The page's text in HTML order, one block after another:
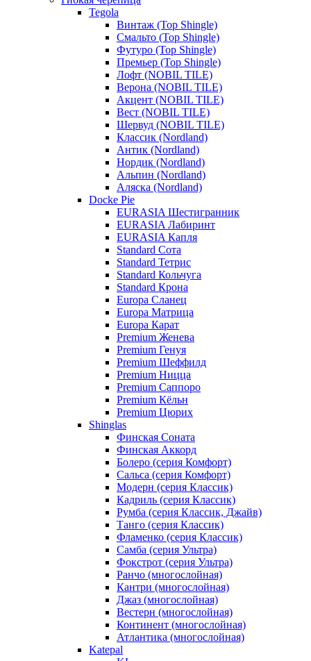
Tegola
Винтаж (Top Shingle)
Смальто (Top Shingle)
Футуро (Top Shingle)
Премьер (Top Shingle)
Лофт (NOBIL TILE)
Верона (NOBIL TILE)
Акцент (NOBIL TILE)
Вест (NOBIL TILE)
Шервуд (NOBIL TILE)
Классик (Nordland)
Антик (Nordland)
Нордик (Nordland)
Альпин (Nordland)
Аляска (Nordland)
Docke Pie
EURASIA Шестигранник
EURASIA Лабиринт
EURASIA Капля
Standard Сота
Standard Тетрис
Standard Кольчуга
Standard Крона
Europa Сланец
Europa Матрица
Europa Карат
Premium Женева
Premium Генуя
Premium Шеффилд
Premium Ницца
Premium Саппоро
Premium Кёльн
Premium Цюрих
Shinglas
Финская Соната
Финская Аккорд
Болеро (серия Комфорт)
Сальса (серия Комфорт)
Модерн (серия Классик)
Кадриль (серия Классик)
Румба (серия Классик, Джайв)
Танго (серия Классик)
Фламенко (серия Классик)
Самба (серия Ультра)
Фокстрот (серия Ультра)
Ранчо (многослойная)
Кантри (многослойная)
Джаз (многослойная)
Вестерн (многослойная)
Континент (многослойная)
Атлантика (многослойная)
Katepal